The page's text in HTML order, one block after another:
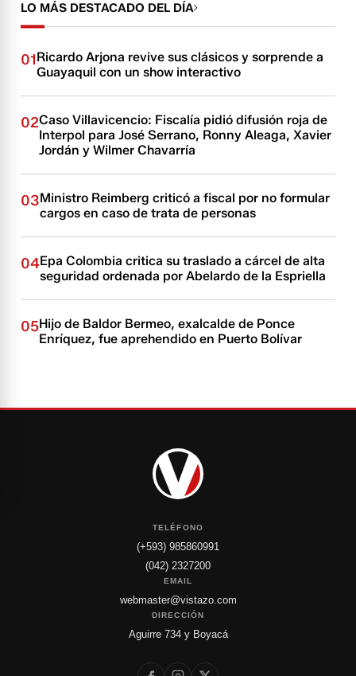
LO MÁS DESTACADO DEL DÍA
01Ricardo Arjona revive sus clásicos y sorprende a
Guayaquil con un show interactivo
02Caso Villavicencio: Fiscalía pidió difusión roja de
Interpol para José Serrano, Ronny Aleaga, Xavier
Jordán y Wilmer Chavarría
03Ministro Reimberg criticó a fiscal por no formular
cargos en caso de trata de personas
04Epa Colombia critica su traslado a cárcel de alta
seguridad ordenada por Abelardo de la Espriella
05Hijo de Baldor Bermeo, exalcalde de Ponce
Enríquez, fue aprehendido en Puerto Bolívar
TELÉFONO
(+593) 985860991
(042) 2327200
EMAIL
webmaster@vistazo.com
DIRECCIÓN
Aguirre 734 y Boyacá